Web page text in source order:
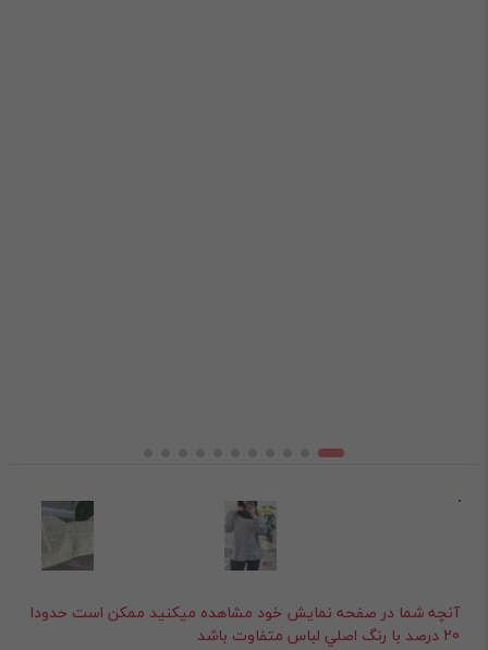
آنچه شما در صفحه نمايش خود مشاهده ميکنيد ممکن است حدودا
20 درصد با رنگ اصلي لباس متفاوت باشد